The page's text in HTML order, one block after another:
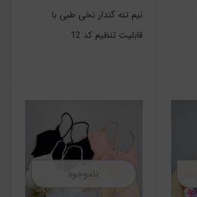
نیم تنه گندار نخی طبی با
قابلیت تنظیم کد 12
ناموجود